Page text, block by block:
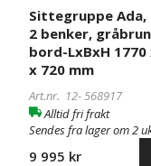
bord-
LxBxH
1770
750
720
mm
Sittegruppe Ada,
2 benker,
bord-LxBxH 1770
x 720 mm
Art.nr. 12-568917
Alltid fri frakt
Sendes fra lager om 2
9 995 kr